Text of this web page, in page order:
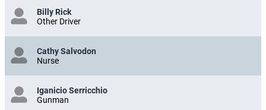
Billy Rick
Other Driver
Cathy Salvodon
Nurse
Iganicio Serricchio
Gunman